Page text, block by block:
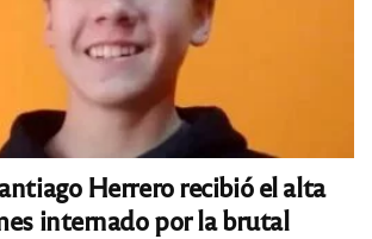
Herrero recibió el alta
internado por la brutal